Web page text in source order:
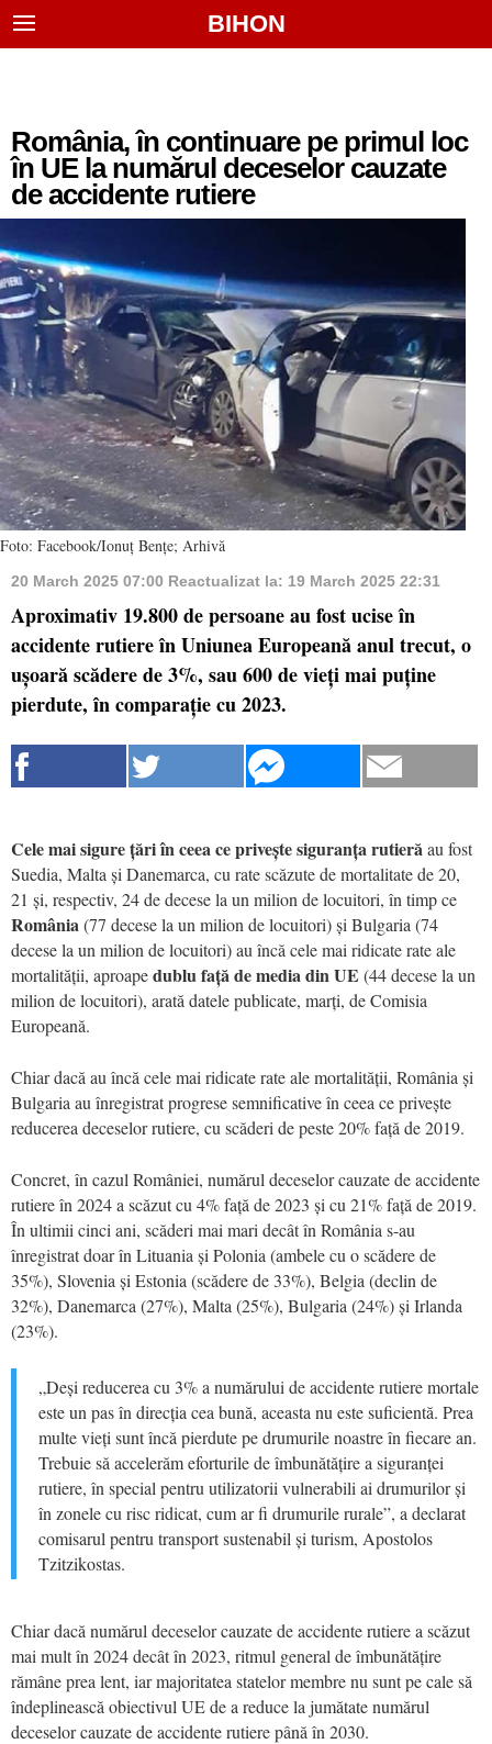
BIHON
România, în continuare pe primul loc
în UE la numărul deceselor cauzate
de accidente rutiere
Foto: Facebook/Ionuț Bențe; Arhivă
20 March 2025 07:00 Reactualizat la: 19 March 2025 22:31
Aproximativ 19.800 de persoane au fost ucise în
accidente rutiere în Uniunea Europeană anul trecut, o
ușoară scădere de 3%, sau 600 de vieți mai puține
pierdute, în comparație cu 2023.
Cele mai sigure țări în ceea ce privește siguranța rutierăau fost
Suedia, Malta și Danemarca, cu rate scăzute de mortalitate de 20,
21 și, respectiv, 24 de decese la un milion de locuitori, în timp ce
România(77 decese la un milion de locuitori) și Bulgaria (74
decese la un milion de locuitori) au încă cele mai ridicate rate ale
mortalității, aproapedublu față de media din UE (44 decese la un
milion de locuitori), arată datele publicate, marți, de Comisia
Europeană.
Chiar dacă au încă cele mai ridicate rate ale mortalității, România și
Bulgaria au înregistrat progrese semnificative în ceea ce privește
reducerea deceselor rutiere, cu scăderi de peste 20% față de 2019.
Concret, în cazul României, numărul deceselor cauzate de accidente
rutiere în 2024 a scăzut cu 4% față de 2023 și cu 21% față de 2019.
În ultimii cinci ani, scăderi mai mari decât în România s-au
înregistrat doar în Lituania și Polonia (ambele cu o scădere de
35%), Slovenia și Estonia (scădere de 33%), Belgia (declin de
32%), Danemarca (27%), Malta (25%), Bulgaria (24%) și Irlanda
(23%).
„Deși reducerea cu 3% a numărului de accidente rutiere mortale
este un pas în direcția cea bună, aceasta nu este suficientă. Prea
multe vieți sunt încă pierdute pe drumurile noastre în fiecare an.
Trebuie să accelerăm eforturile de îmbunătățire a siguranței
rutiere, în special pentru utilizatorii vulnerabili ai drumurilor și
în zonele cu risc ridicat, cum ar fi drumurile rurale”, a declarat
comisarul pentru transport sustenabil și turism, Apostolos
Tzitzikostas.
Chiar dacă numărul deceselor cauzate de accidente rutiere a scăzut
mai mult în 2024 decât în 2023, ritmul general de îmbunătățire
rămâne prea lent, iar majoritatea statelor membre nu sunt pe cale să
îndeplinească obiectivul UE de a reduce la jumătate numărul
deceselor cauzate de accidente rutiere până în 2030.